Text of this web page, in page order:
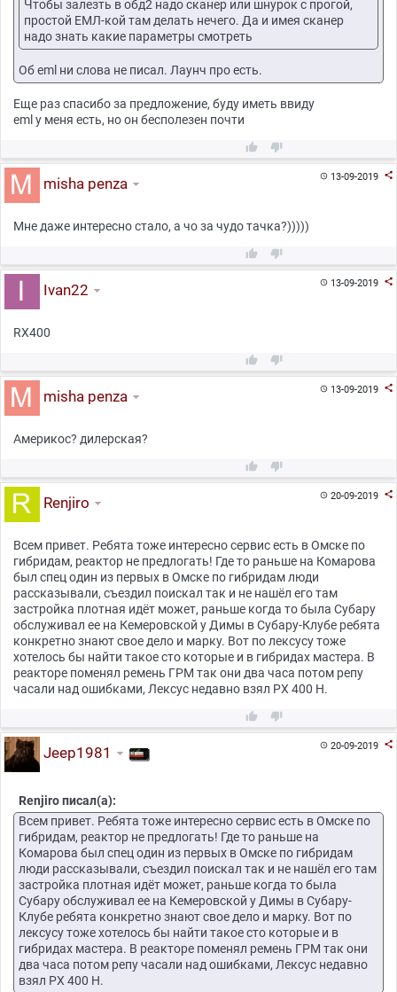
Чтобы залезть в обд2 надо сканер или шнурок с прогой,
простой ЕМЛ-кой там делать нечего. Да и имея сканер
надо знать какие параметры смотреть
Об eml ни слова не писал. Лаунч про есть.
Еще раз спасибо за предложение, буду иметь ввиду
eml у меня есть, но он бесполезен почти
 
13-09-2019 
misha penza
Мне даже интересно стало, а чо за чудо тачка?)))))
 
13-09-2019 
Ivan22
RX400
 
13-09-2019 
misha penza
Америкос? дилерская?
 
20-09-2019 
Renjiro
Всем привет. Ребята тоже интересно сервис есть в Омске по
гибридам, реактор не предлогать! Где то раньше на Комарова
был спец один из первых в Омске по гибридам люди
рассказывали, съездил поискал так и не нашёл его там
застройка плотная идёт может, раньше когда то была Субару
обслуживал ее на Кемеровской у Димы в Субару-Клубе ребята
конкретно знают свое дело и марку. Вот по лексусу тоже
хотелось бы найти такое сто которые и в гибридах мастера. В
реакторе поменял ремень ГРМ так они два часа потом репу
часали над ошибками, Лексус недавно взял РХ 400 Н.
 
20-09-2019 
Jeep1981
Renjiro писал(а):
Всем привет. Ребята тоже интересно сервис есть в Омске по
гибридам, реактор не предлогать! Где то раньше на
Комарова был спец один из первых в Омске по гибридам
люди рассказывали, съездил поискал так и не нашёл его там
застройка плотная идёт может, раньше когда то была
Субару обслуживал ее на Кемеровской у Димы в Субару-
Клубе ребята конкретно знают свое дело и марку. Вот по
лексусу тоже хотелось бы найти такое сто которые и в
гибридах мастера. В реакторе поменял ремень ГРМ так они
два часа потом репу часали над ошибками, Лексус недавно
взял РХ 400 Н.